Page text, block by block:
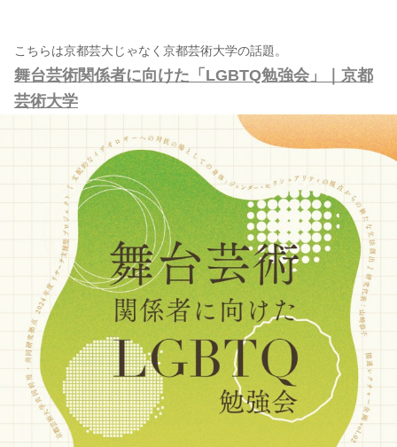
こちらは京都芸大じゃなく京都芸術大学の話題。
舞台芸術関係者に向けた「LGBTQ勉強会」｜京都
芸術大学